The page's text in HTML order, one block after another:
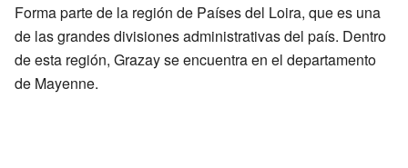
Forma parte de la región de Países del Loira, que es una
de las grandes divisiones administrativas del país. Dentro
de esta región, Grazay se encuentra en el departamento
de Mayenne.